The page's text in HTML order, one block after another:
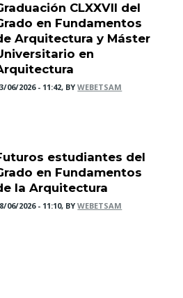
CLXXVII del
en Fundamentos
Arquitectura y Máster
en
06/2026 - 11:42, BYWEBETSAM
estudiantes del
en Fundamentos
la Arquitectura
06/2026 - 11:10, BYWEBETSAM